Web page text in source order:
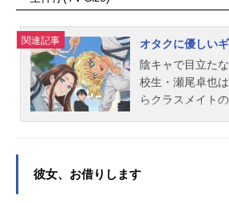
貴裕アニメーシ
ウス主題歌OP：
opeED：「光」
＆季節2026春ア
百景』電子書籍
貴子・...
に代わる。作品
ル2024年5月23
ャスト主人公：
黒可不可：小林
原仁叢雲添：中
深町寿成鹿礼光
俊輝久楽間潮：
関連記事
オタクに優しい
陰キャで目立た
校生・瀬尾卓也
らクラスメイト
距離感も近い陽
彼女、お借りします